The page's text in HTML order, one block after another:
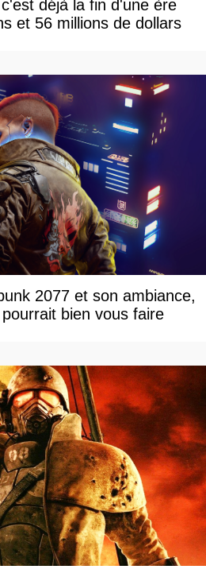
déjà la fin d'une ère
et 56 millions de dollars
2077 et son ambiance,
bien vous faire